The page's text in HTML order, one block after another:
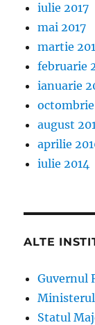
iulie 2017
mai 2017
martie
februarie
ianuarie
octombrie
august
aprilie
iulie 2014
ALTE
Guvernul
Statul